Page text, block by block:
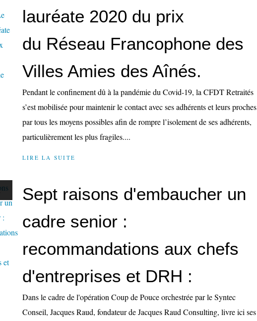
lauréate 2020 du prix
du Réseau Francophone des
Villes Amies des Aînés.
Pendant le confinement dû à la pandémie du Covid-19, la CFDT Retraités
s’est mobilisée pour maintenir le contact avec ses adhérents et leurs proches
par tous les moyens possibles afin de rompre l’isolement de ses adhérents,
particulièrement les plus fragiles....
LIRE LA SUITE
Sept raisons d'embaucher un
cadre senior :
recommandations aux chefs
d'entreprises et DRH :
Dans le cadre de l'opération Coup de Pouce orchestrée par le Syntec
Conseil, Jacques Raud, fondateur de Jacques Raud Consulting, livre ici ses